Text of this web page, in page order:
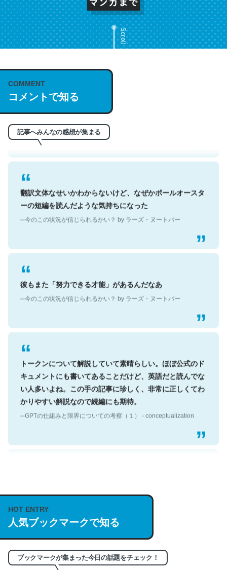
Scroll
COMMENT
コメントで知る
記事へみんなの感想が集まる
これは名文。彼はとてもクレバーなんだろうなと凄く思
う。英語少しでも読める人は原文もお勧め。自分はこの流
れ好き。Let’s Fucking Go. Then Covid hit. Shit.
─今のこの状況が信じられるかい？ by ラーズ・ヌートバー
翻訳文体なせいかわからないけど、なぜかポールオースタ
ーの短編を読んだような気持ちになった
彼もまた「努力できる才能」があるんだなあ
トークンについて解説していて素晴らしい。ほぼ公式のド
キュメントにも書いてあることだけど、英語だと読んでな
い人多いよね。この手の記事に珍しく、非常に正しくてわ
かりやすい解説なので続編にも期待。
https://isobe324649.hatenablog.com/entry/2023/03/27
/064121
─GPTの仕組みと限界についての考察（１） - conceptualization
HOT ENTRY
人気ブックマークで知る
ブックマークが集まった今日の話題をチェック！